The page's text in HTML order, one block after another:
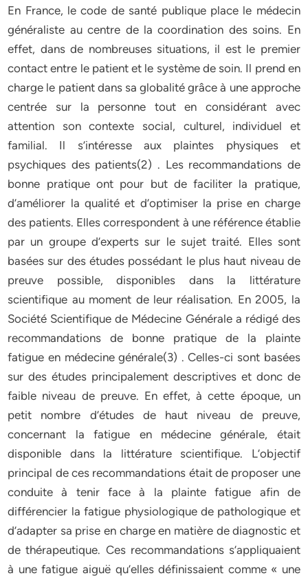
En France, le code de santé publique place le médecin
généraliste au centre de la coordination des soins. En
effet, dans de nombreuses situations, il est le premier
contact entre le patient et le système de soin. Il prend en
charge le patient dans sa globalité grâce à une approche
centrée sur la personne tout en considérant avec
attention son contexte social, culturel, individuel et
familial. Il s’intéresse aux plaintes physiques et
psychiques des patients(2) . Les recommandations de
bonne pratique ont pour but de faciliter la pratique,
d’améliorer la qualité et d’optimiser la prise en charge
des patients. Elles correspondent à une référence établie
par un groupe d’experts sur le sujet traité. Elles sont
basées sur des études possédant le plus haut niveau de
preuve possible, disponibles dans la littérature
scientifique au moment de leur réalisation. En 2005, la
Société Scientifique de Médecine Générale a rédigé des
recommandations de bonne pratique de la plainte
fatigue en médecine générale(3) . Celles-ci sont basées
sur des études principalement descriptives et donc de
faible niveau de preuve. En effet, à cette époque, un
petit nombre d’études de haut niveau de preuve,
concernant la fatigue en médecine générale, était
disponible dans la littérature scientifique. L’objectif
principal de ces recommandations était de proposer une
conduite à tenir face à la plainte fatigue afin de
différencier la fatigue physiologique de pathologique et
d’adapter sa prise en charge en matière de diagnostic et
de thérapeutique. Ces recommandations s’appliquaient
à une fatigue aiguë qu’elles définissaient comme « une